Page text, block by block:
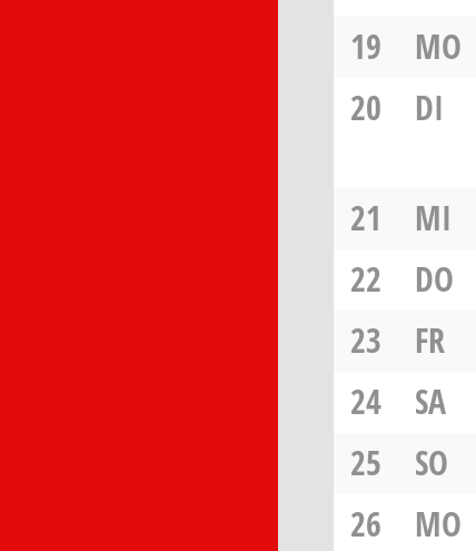
19
MO
20
DI
21
MI
22
DO
23
FR
24
SA
25
SO
26
MO